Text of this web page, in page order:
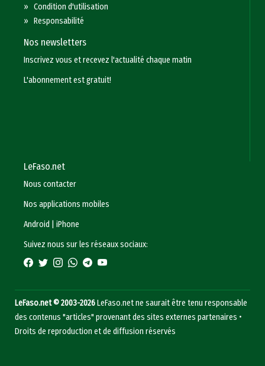
»Condition d'utilisation
»Responsabilité
Nos newsletters
Inscrivez vous et recevez l'actualité chaque matin
L'abonnement est gratuit!
LeFaso.net
Nous contacter
Nos applications mobiles
Android
|iPhone
Suivez nous sur les réseaux sociaux:
LeFaso.net © 2003-2026LeFaso.net ne saurait être tenu responsable
des contenus "articles" provenant des sites externes partenaires •
Droits de reproduction et de diffusion réservés